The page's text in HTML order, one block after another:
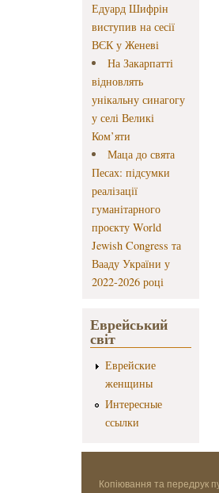
Едуард Шифрін
виступив на сесії
ВЄК у Женеві
На Закарпатті
відновлять
унікальну синагогу
у селі Великі
Ком’яти
Маца до свята
Песах: підсумки
реалізації
гуманітарного
проєкту World
Jewish Congress та
Вааду України у
2022-2026 році
Еврейський
світ
Еврейские
женщины
Интересные
ссылки
Копіювання та передрук